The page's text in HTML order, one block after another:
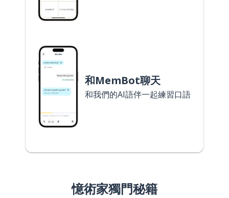
和MemBot聊天
和我們的AI語伴一起練習口語
憶術家獨門秘籍